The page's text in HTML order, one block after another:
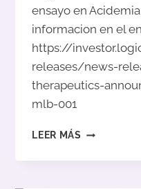
ensayo en
informacion en el
https://
releases/news-
therapeutics-
mlb-001
LEER MÁS NOVEDADES
LOGICBIO